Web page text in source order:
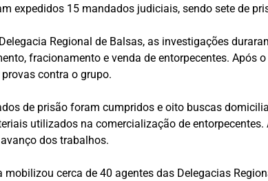
expedidos 15 mandados judiciais, sendo sete de
Regional de Balsas, as investigações
fracionamento e venda de entorpecentes.
contra o grupo.
de prisão foram cumpridos e oito buscas
utilizados na comercialização de
dos trabalhos.
mobilizou cerca de 40 agentes das Delegacias